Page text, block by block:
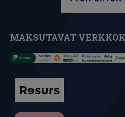
MAKSUTAVAT